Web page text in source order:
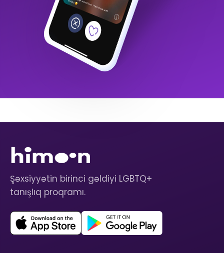
Şəxsiyyətin birinci gəldiyi LGBTQ+
tanışlıq proqramı.